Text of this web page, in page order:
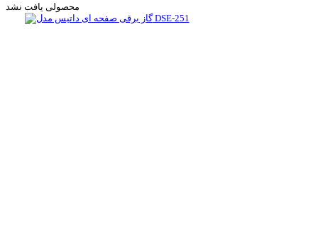
محصولی یافت نشد